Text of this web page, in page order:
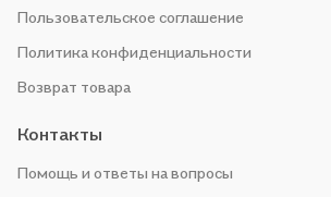
Пользовательское соглашение
Политика конфиденциальности
Возврат товара
Контакты
Помощь и ответы на вопросы